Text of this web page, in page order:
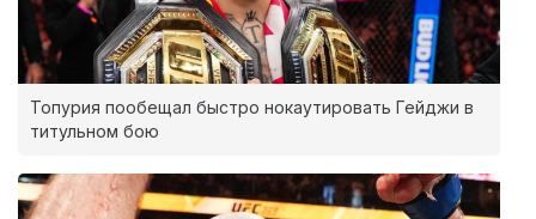
Топурия пообещал быстро нокаутировать Гейджи в
титульном бою